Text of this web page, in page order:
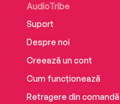
AudioTribe
Suport
Despre noi
Creează un cont
Cum funcționează
Retragere din comandă